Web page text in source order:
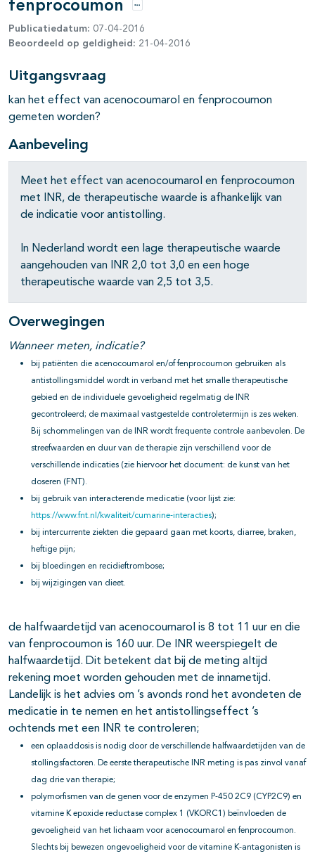
open- en dichtklappen
open- en dichtklappen
open- en dichtklappen
open- en dichtklappen
open- en dichtklappen
fenprocoumon
Opties
Publicatiedatum: 07-04-2016
Beoordeeld op geldigheid: 21-04-2016
Uitgangsvraag
kan het effect van acenocoumarol en fenprocoumon
gemeten worden?
Aanbeveling
Meet het effect van acenocoumarol en fenprocoumon
met INR, de therapeutische waarde is afhankelijk van
de indicatie voor antistolling.
In Nederland wordt een lage therapeutische waarde
aangehouden van INR 2,0 tot 3,0 en een hoge
therapeutische waarde van 2,5 tot 3,5.
Overwegingen
Wanneer meten, indicatie?
bij patiënten die acenocoumarol en/of fenprocoumon gebruiken als
antistollingsmiddel wordt in verband met het smalle therapeutische
gebied en de individuele gevoeligheid regelmatig de INR
gecontroleerd; de maximaal vastgestelde controletermijn is zes weken.
Bij schommelingen van de INR wordt frequente controle aanbevolen. De
streefwaarden en duur van de therapie zijn verschillend voor de
verschillende indicaties (zie hiervoor het document: de kunst van het
doseren (FNT).
bij gebruik van interacterende medicatie (voor lijst zie:
https://www.fnt.nl/kwaliteit/cumarine-interacties);
bij intercurrente ziekten die gepaard gaan met koorts, diarree, braken,
heftige pijn;
bij bloedingen en recidieftrombose;
bij wijzigingen van dieet.
de halfwaardetijd van acenocoumarol is 8 tot 11 uur en die
van fenprocoumon is 160 uur. De INR weerspiegelt de
halfwaardetijd. Dit betekent dat bij de meting altijd
rekening moet worden gehouden met de innametijd.
Landelijk is het advies om ’s avonds rond het avondeten de
medicatie in te nemen en het antistollingseffect ’s
ochtends met een INR te controleren;
een oplaaddosis is nodig door de verschillende halfwaardetijden van de
stollingsfactoren. De eerste therapeutische INR meting is pas zinvol vanaf
dag drie van therapie;
polymorfismen van de genen voor de enzymen P-450 2C9 (CYP2C9) en
vitamine K epoxide reductase complex 1 (VKORC1) beïnvloeden de
gevoeligheid van het lichaam voor acenocoumarol en fenprocoumon.
Slechts bij bewezen ongevoeligheid voor de vitamine K-antagonisten is